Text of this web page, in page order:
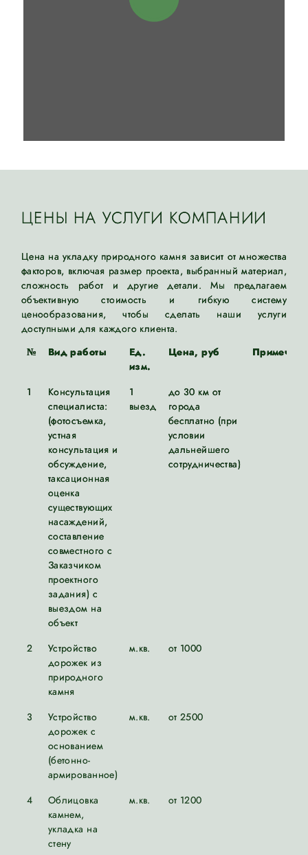
ЦЕНЫ НА УСЛУГИ КОМПАНИИ
Цена на укладку природного камня зависит от множества
факторов, включая размер проекта, выбранный материал,
сложность работ и другие детали. Мы предлагаем
объективную стоимость и гибкую систему
ценообразования, чтобы сделать наши услуги
доступными для каждого клиента.
№
Вид работы
Ед.
изм.
Цена, руб
1
Консультация
специалиста:
(фотосъемка,
устная
консультация и
обсуждение,
таксационная
оценка
существующих
насаждений,
составление
совместного с
Заказчиком
проектного
задания) с
выездом на
объект
1
выезд
до 30 км от
города
бесплатно (при
условии
дальнейшего
сотрудничества)
2
Устройство
дорожек из
природного
камня
м.кв. от 1000
3
Устройство
дорожек с
основанием
(бетонно-
армированное)
м.кв. от 2500
4
Облицовка
камнем,
укладка на
стену
м.кв. от 1200